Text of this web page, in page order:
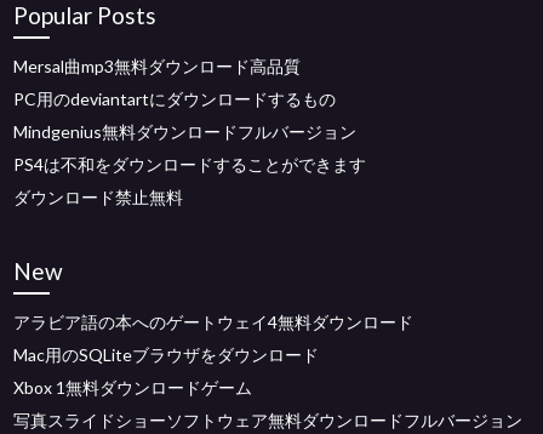
Popular Posts
Mersal曲mp3無料ダウンロード高品質
PC用のdeviantartにダウンロードするもの
Mindgenius無料ダウンロードフルバージョン
PS4は不和をダウンロードすることができます
ダウンロード禁止無料
New
アラビア語の本へのゲートウェイ4無料ダウンロード
Mac用のSQLiteブラウザをダウンロード
Xbox 1無料ダウンロードゲーム
写真スライドショーソフトウェア無料ダウンロードフルバージョン